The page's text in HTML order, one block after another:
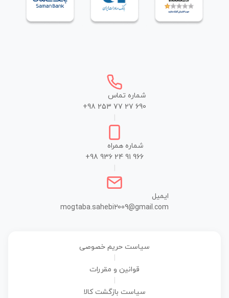
شماره تماس
+98 253 77 27 690
شماره همراه
+98 936 24 91 966
ایمیل
mogtaba.sahebi2009@gmail.com
سیاست حریم خصوصی
قوانین و مقررات
سیاست بازگشت کالا